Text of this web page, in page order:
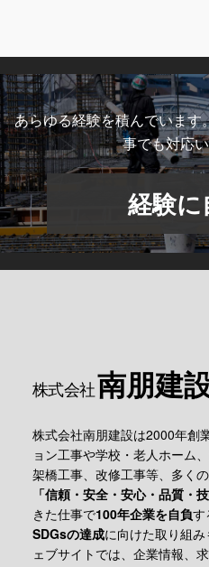
あらゆる経験を積んでいま
事でも対応
経験
株式会社南朋建
株式会社南朋建設は2000年創
ョン工事や学校・老人ホーム
架橋工事、改修工事等、多く
「信頼・安全・安心・品質・
きた仕事で100年企業を自負す
SDGsの達成に向けた取り組み
ェブサイトでは、企業情報、